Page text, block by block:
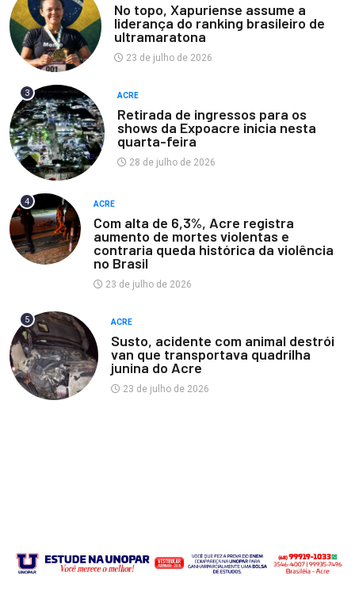
No topo, Xapuriense assume a
liderança do ranking brasileiro de
ultramaratona
23 de julho de 2026
3 ACRE
Retirada de ingressos para os
shows da Expoacre inicia nesta
quarta-feira
28 de julho de 2026
4 ACRE
Com alta de 6,3%, Acre registra
aumento de mortes violentas e
contraria queda histórica da violência
no Brasil
23 de julho de 2026
5 ACRE
Susto, acidente com animal destrói
van que transportava quadrilha
junina do Acre
23 de julho de 2026